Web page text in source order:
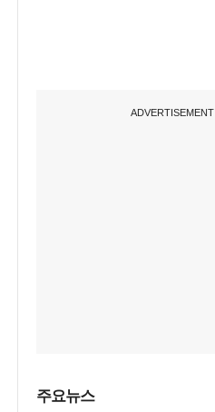
ADVERTISEMENT
주요뉴스